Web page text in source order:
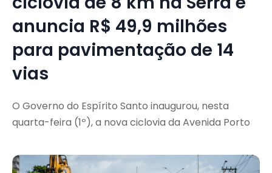
anuncia R$ 49,9 milhões
para pavimentação de 14
vias
O Governo do Espírito Santo inaugurou, nesta
quarta-feira (1º), a nova ciclovia da Avenida Porto